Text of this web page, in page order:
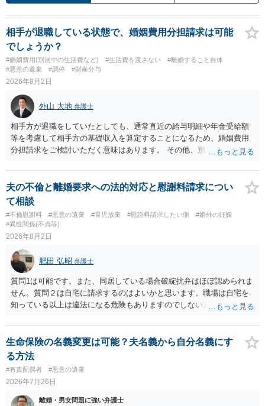
相手が退職している状態で、婚姻費用分担請求は可能
でしょうか？
#婚姻費用(別居中の生活費など) #生活費を渡さない
#離婚すること自体
#悪意の遺棄
#調停 #財産分与
2026年8月2日
外山 大地 弁護士
相手方が退職をしていたとしても、通常直近の給与明細や年金受給額
等を考慮して相手方の基礎収入を算定することになるため、婚姻費用
分担請求をご検討いただく意味はあります。 その他、別居の経緯、質
て、ご検討いただくのが良いかと思います。
夫の不倫と離婚要求への法的対応と慰謝料請求につい
て相談
#不倫慰謝料 #悪意の遺棄 #育児放棄 #慰謝料請求したい側
#婚外の妊娠
#異性関係(不貞等)
2026年8月2日
肥田 弘昭 弁護士
質問1は可能です。また、同居している場合破綻抗弁はほぼ認められま
せん。質問２は自宅に請求するのはよいかと思います。職場は自宅を
知っている以上は違法になる危険もありますのでしない方が良いで
かと思います。有責配偶者ですので相手方からの離婚は拒否しても仮
に訴訟されても法的に成立しません。質問５は認知すると養育費支払
い、相続権が発生します。合意があれば法的に可能ですが法律で強制
することはできません。質問６は可能です。質問７は不貞行為の写真
データ（ハメ撮り）、第三者撮影の腕組み写真、夫の自白録音まであ
るのであれば十分かと思います。ご参考にしてください。
生命保険の名義変更は可能？夫名義から自分名義にす
る方法
#有責配偶者 #悪意の遺棄
2026年7月26日
離婚・男女問題に強い弁護士